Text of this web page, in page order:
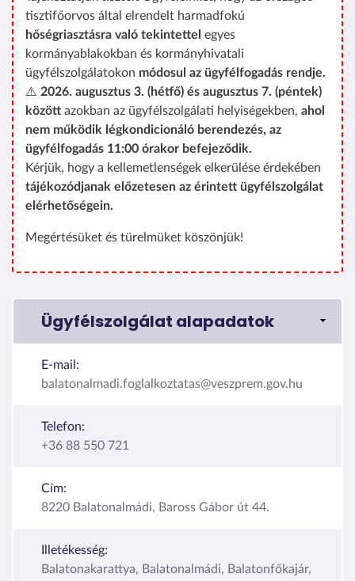
tisztifőorvos által elrendelt harmadfokú
hőségriasztásra való tekintettel egyes
kormányablakokban és kormányhivatali
ügyfélszolgálatokon módosul az ügyfélfogadás rendje.
⚠️ 2026. augusztus 3. (hétfő) és augusztus 7. (péntek)
között azokban az ügyfélszolgálati helyiségekben, ahol
nem működik légkondicionáló berendezés, az
ügyfélfogadás 11:00 órakor befejeződik.
Kérjük, hogy a kellemetlenségek elkerülése érdekében
tájékozódjanak előzetesen az érintett ügyfélszolgálat
elérhetőségein.
Megértésüket és türelmüket köszönjük!
Ügyfélszolgálat alapadatok
E-mail:
balatonalmadi.foglalkoztatas@veszprem.gov.hu
Telefon:
+36 88 550 721
Cím:
8220 Balatonalmádi, Baross Gábor út 44.
Illetékesség:
Balatonakarattya, Balatonalmádi, Balatonfőkajár,